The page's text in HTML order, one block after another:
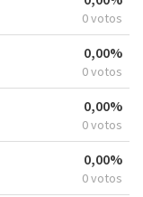
0 votos
0,00%
0 votos
0,00%
0 votos
0,00%
0 votos